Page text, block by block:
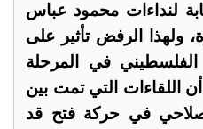
لنداءات محمود عباس
ولهذا الرفض تأثير على
في المرحلة
اللقاءات التي تمت بين
في حركة فتح قد